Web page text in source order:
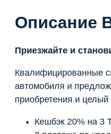
Описание
Приезжайте и
Квалифицированные
автомобиля и
приобретения и
Кешбэк 20% на 3